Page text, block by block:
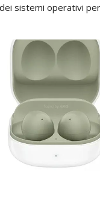
sistemi operativi